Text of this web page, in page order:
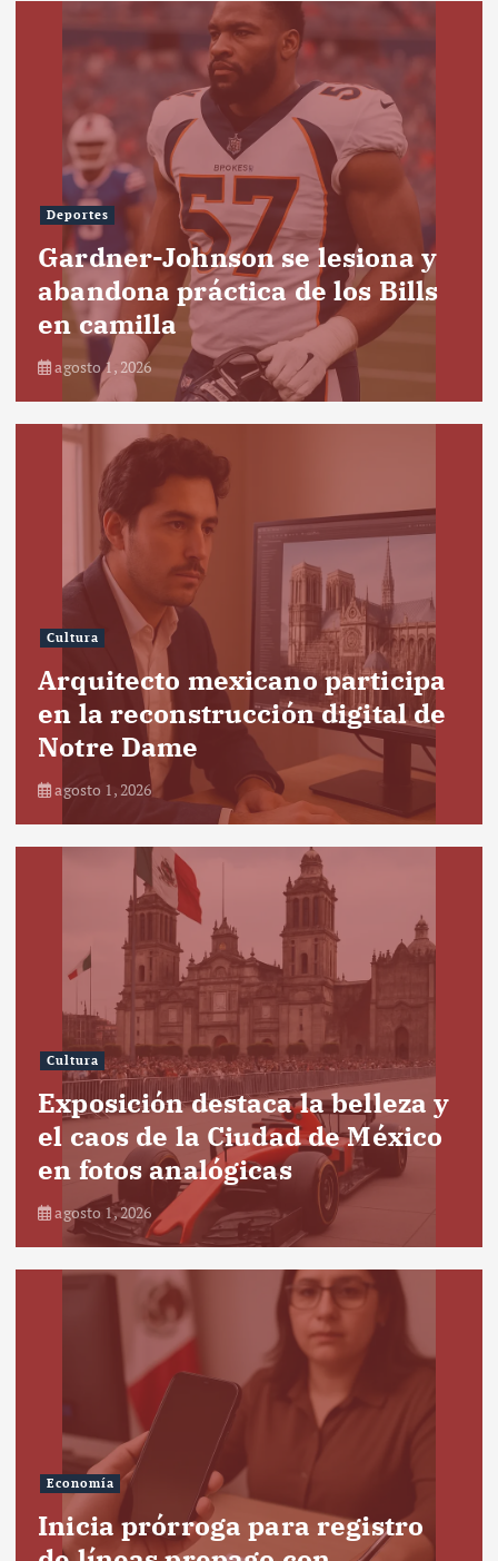
Deportes
Gardner-Johnson se lesiona y
abandona práctica de los Bills
en camilla
agosto 1, 2026
Cultura
Arquitecto mexicano participa
en la reconstrucción digital de
Notre Dame
agosto 1, 2026
Cultura
Exposición destaca la belleza y
el caos de la Ciudad de México
en fotos analógicas
agosto 1, 2026
Economía
Inicia prórroga para registro